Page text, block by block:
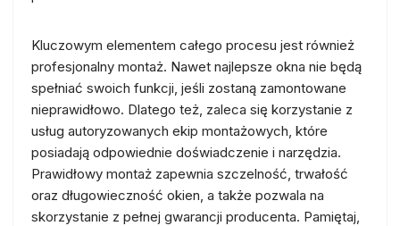
Kluczowym elementem całego procesu jest również
profesjonalny montaż. Nawet najlepsze okna nie będą
spełniać swoich funkcji, jeśli zostaną zamontowane
nieprawidłowo. Dlatego też, zaleca się korzystanie z
usług autoryzowanych ekip montażowych, które
posiadają odpowiednie doświadczenie i narzędzia.
Prawidłowy montaż zapewnia szczelność, trwałość
oraz długowieczność okien, a także pozwala na
skorzystanie z pełnej gwarancji producenta. Pamiętaj,